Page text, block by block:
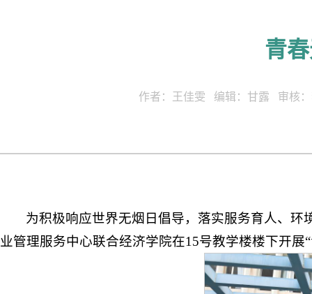
青
作者：王佳雯 编辑：甘露 审核
为积极响应世界无烟日倡导，落实服务育人、
业管理服务中心联合经济学院在15号教学楼楼下开